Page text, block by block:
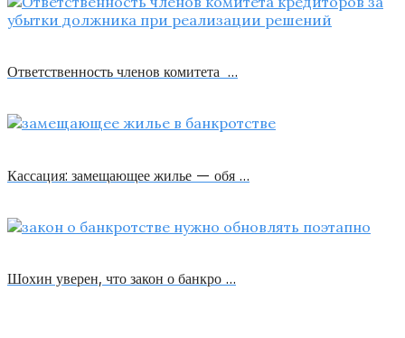
Ответственность членов комитета …
Кассация: замещающее жилье — обя …
Шохин уверен, что закон о банкро …